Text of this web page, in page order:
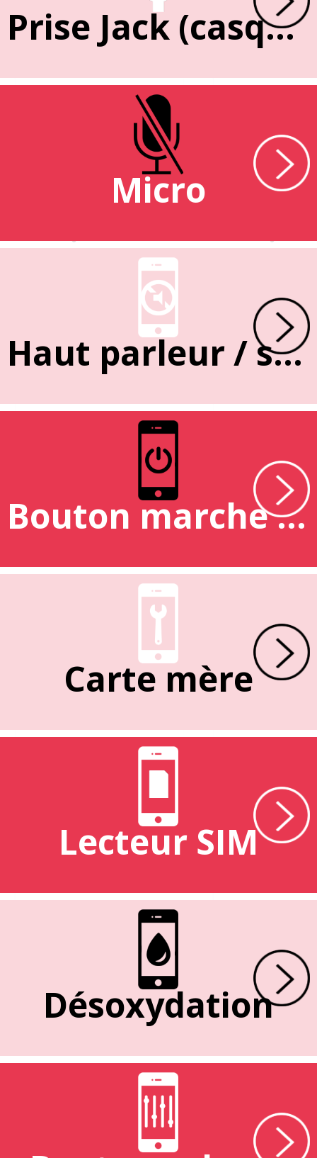
Prise Jack (casque)
Micro
Haut parleur / sonnerie
Bouton marche / arrêt
Carte mère
Lecteur SIM
Désoxydation